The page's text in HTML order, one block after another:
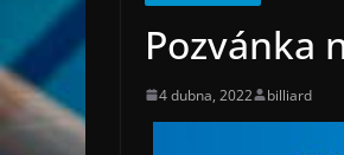
Pozvánka
4 dubna, 2022 billiard